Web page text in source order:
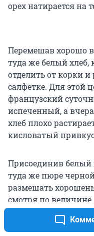
орех натирается на
Перемешав хорошо
туда же белый хлеб,
отделить от корки и
салфетке. Для этой
французский
испеченный, а
хлеб плохо
кисловатый
Присоединив белый
туда же пюре
размешать
смотря по
Определить
трудно, потому